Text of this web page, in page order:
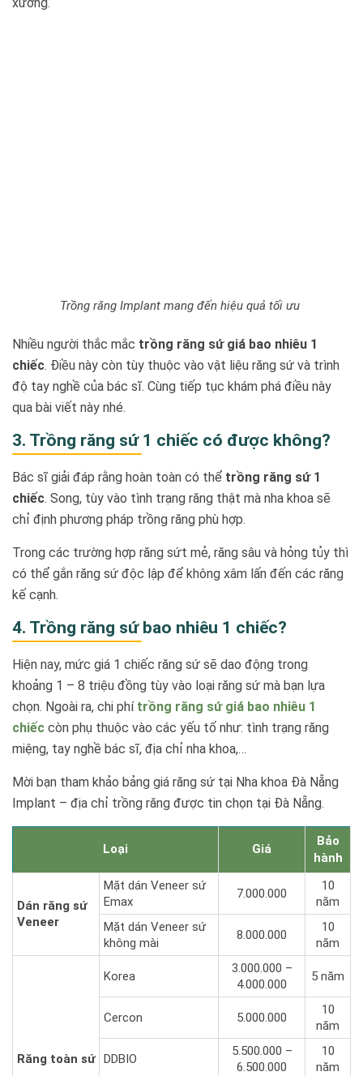
xương.
Trồng răng Implant mang đến hiệu quả tối ưu
Nhiều người thắc mắc trồng răng sứ giá bao nhiêu 1
chiếc. Điều này còn tùy thuộc vào vật liệu răng sứ và trình
độ tay nghề của bác sĩ. Cùng tiếp tục khám phá điều này
qua bài viết này nhé.
3. Trồng răng sứ 1 chiếc có được không?
Bác sĩ giải đáp rằng hoàn toàn có thể trồng răng sứ 1
chiếc. Song, tùy vào tình trạng răng thật mà nha khoa sẽ
chỉ định phương pháp trồng răng phù hợp.
Trong các trường hợp răng sứt mẻ, răng sâu và hỏng tủy thì
có thể gắn răng sứ độc lập để không xâm lấn đến các răng
kế cạnh.
4. Trồng răng sứ bao nhiêu 1 chiếc?
Hiện nay, mức giá 1 chiếc răng sứ sẽ dao động trong
khoảng 1 – 8 triệu đồng tùy vào loại răng sứ mà bạn lựa
chọn. Ngoài ra, chi phí trồng răng sứ giá bao nhiêu 1
chiếc còn phụ thuộc vào các yếu tố như: tình trạng răng
miệng, tay nghề bác sĩ, địa chỉ nha khoa,…
Mời bạn tham khảo bảng giá răng sứ tại Nha khoa Đà Nẵng
Implant – địa chỉ trồng răng được tin chọn tại Đà Nẵng.
Loại Giá
Bảo
hành
Dán răng sứ
Veneer
Mặt dán Veneer sứ
Emax
7.000.000
10
năm
Mặt dán Veneer sứ
không mài
8.000.000
10
năm
Răng toàn sứ
Korea
3.000.000 –
4.000.000
5 năm
Cercon 5.000.000
10
năm
DDBIO
5.500.000 –
6.500.000
10
năm